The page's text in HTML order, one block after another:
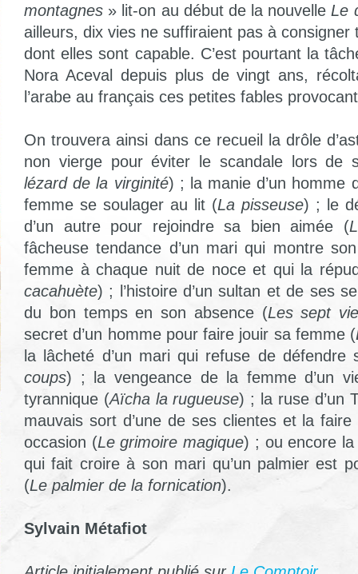
montagnes » lit-on au début de la nouvelle Le
ailleurs, dix vies ne suffiraient pas à consigner
dont elles sont capable. C’est pourtant la
Nora Aceval depuis plus de vingt ans,
l’arabe au français ces petites fables
On trouvera ainsi dans ce recueil la drôle
non vierge pour éviter le scandale lors de
lézard de la virginité) ; la manie d’un homme
femme se soulager au lit (La pisseuse) ; le
d’un autre pour rejoindre sa bien aimée (
fâcheuse tendance d’un mari qui montre
femme à chaque nuit de noce et qui la
cacahuète) ; l’histoire d’un sultan et de ses
du bon temps en son absence (Les sept
secret d’un homme pour faire jouir sa femme (
la lâcheté d’un mari qui refuse de défendre
coups) ; la vengeance de la femme d’un
tyrannique (Aïcha la rugueuse) ; la ruse d’un
mauvais sort d’une de ses clientes et la
occasion (Le grimoire magique) ; ou encore la
qui fait croire à son mari qu’un palmier est
(Le palmier de la fornication).
Sylvain Métafiot